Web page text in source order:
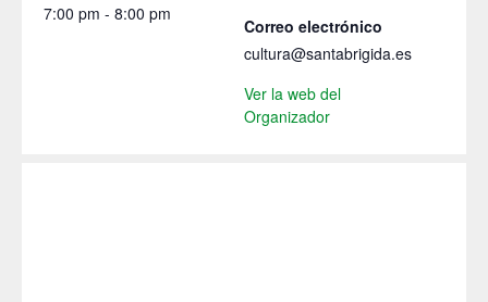
7:00 pm - 8:00 pm
Correo electrónico
cultura@santabrigida.es
Ver la web del
Organizador